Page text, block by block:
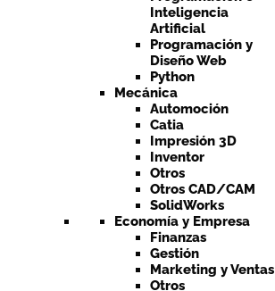
Inteligencia
Artificial
Programación y
Diseño Web
Python
Mecánica
Automoción
Catia
Impresión 3D
Inventor
Otros
Otros CAD/CAM
SolidWorks
Economía y Empresa
Finanzas
Gestión
Marketing y Ventas
Otros